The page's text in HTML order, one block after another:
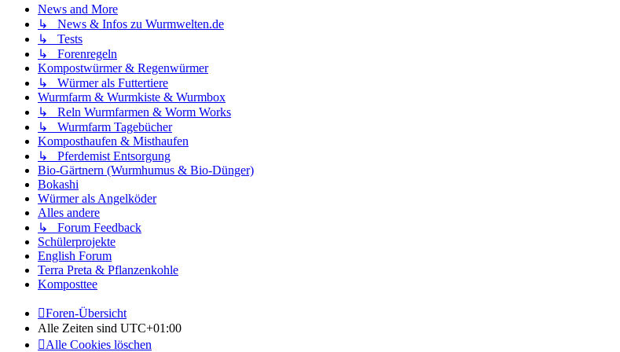
News and More
↳ News & Infos zu Wurmwelten.de
↳ Tests
↳ Forenregeln
Kompostwürmer & Regenwürmer
↳ Würmer als Futtertiere
Wurmfarm & Wurmkiste & Wurmbox
↳ Reln Wurmfarmen & Worm Works
↳ Wurmfarm Tagebücher
Komposthaufen & Misthaufen
↳ Pferdemist Entsorgung
Bio-Gärtnern (Wurmhumus & Bio-Dünger)
Bokashi
Würmer als Angelköder
Alles andere
↳ Forum Feedback
Schülerprojekte
English Forum
Terra Preta & Pflanzenkohle
Komposttee
Foren-Übersicht
Alle Zeiten sind UTC+01:00
Alle Cookies löschen